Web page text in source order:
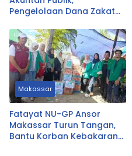
Pengelolaan Dana Zakat
Makassar
Fatayat NU-GP Ansor
Makassar Turun Tangan,
Bantu Korban Kebakaran